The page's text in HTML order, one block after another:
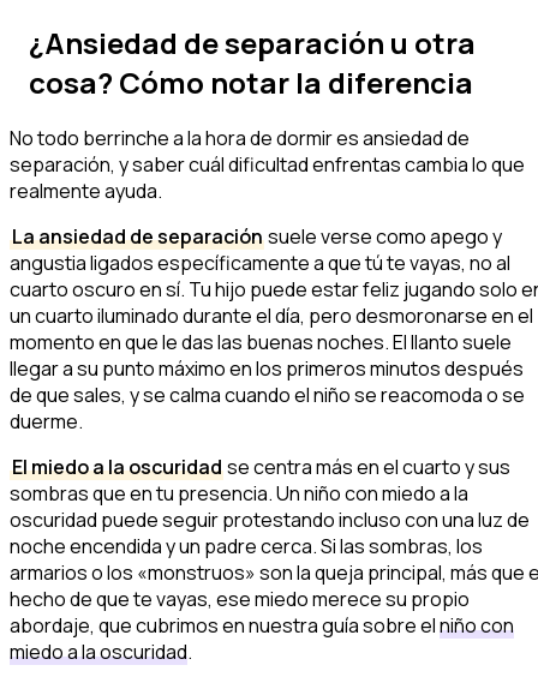
¿Ansiedad de separación u otra
cosa? Cómo notar la diferencia
No todo berrinche a la hora de dormir es ansiedad de
separación, y saber cuál dificultad enfrentas cambia lo que
realmente ayuda.
La ansiedad de separación suele verse como apego y
angustia ligados específicamente a que tú te vayas, no al
cuarto oscuro en sí. Tu hijo puede estar feliz jugando solo
un cuarto iluminado durante el día, pero desmoronarse en el
momento en que le das las buenas noches. El llanto suele
llegar a su punto máximo en los primeros minutos después
de que sales, y se calma cuando el niño se reacomoda o se
duerme.
El miedo a la oscuridad se centra más en el cuarto y sus
sombras que en tu presencia. Un niño con miedo a la
oscuridad puede seguir protestando incluso con una luz de
noche encendida y un padre cerca. Si las sombras, los
armarios o los «monstruos» son la queja principal, más que
hecho de que te vayas, ese miedo merece su propio
abordaje, que cubrimos en nuestra guía sobre elniño con
miedo a la oscuridad.